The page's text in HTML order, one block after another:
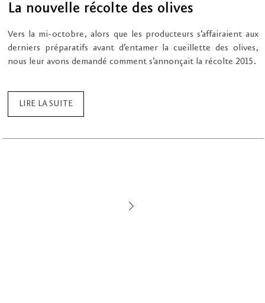
La nouvelle récolte des olives
Vers la mi-octobre, alors que les producteurs s’affairaient aux
derniers préparatifs avant d’entamer la cueillette des olives,
nous leur avons demandé comment s’annonçait la récolte 2015.
LIRE LA SUITE